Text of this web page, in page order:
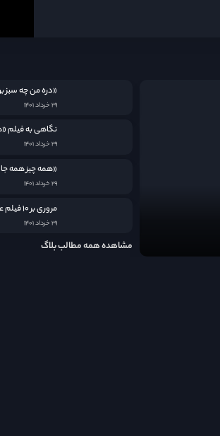
«دره من چه سبز
۲۹ خرداد ۱۴۰۱
نگاهی به فيلم
۲۹ خرداد ۱۴۰۱
«همه چیز همه جا
۲۹ خرداد ۱۴۰۱
مروری بر ۱۰ فیلم عاشقانه دیجی مدیا / حدیث نامکرر عشق در قاب سینما
۲۹ خرداد ۱۴۰۱
مشاهده همه مطالب بلاگ